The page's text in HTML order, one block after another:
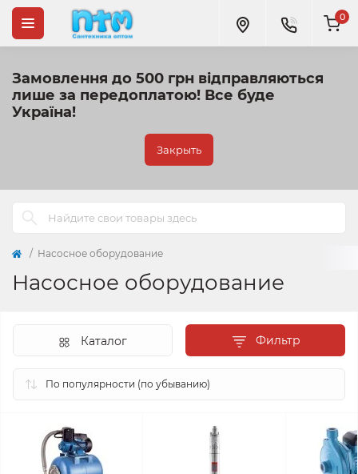
Замовлення до 500 грн відправляються
лише за передоплатою! Все буде
Україна!
Закрыть
0
Насосное оборудование
Насосное оборудование
Фильтр
Каталог